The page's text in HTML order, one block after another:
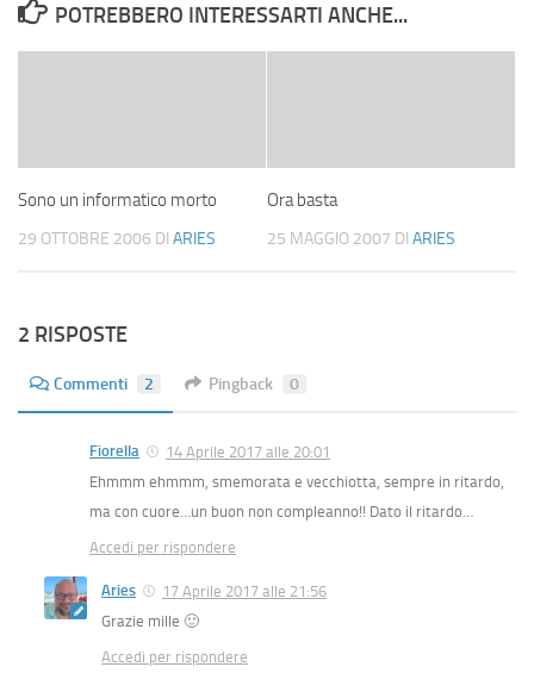
POTREBBERO INTERESSARTI ANCHE...
Sono un informatico morto
29 OTTOBRE 2006 DI ARIES
Ora basta
25 MAGGIO 2007 DI ARIES
2 RISPOSTE
Commenti 2 Pingback 0
Fiorella
14 Aprile 2017 alle 20:01
Ehmmm ehmmm, smemorata e vecchiotta, sempre in ritardo,
ma con cuore…un buon non compleanno!! Dato il ritardo…
Accedi per rispondere
Aries
17 Aprile 2017 alle 21:56
Grazie mille 🙂
Accedi per rispondere